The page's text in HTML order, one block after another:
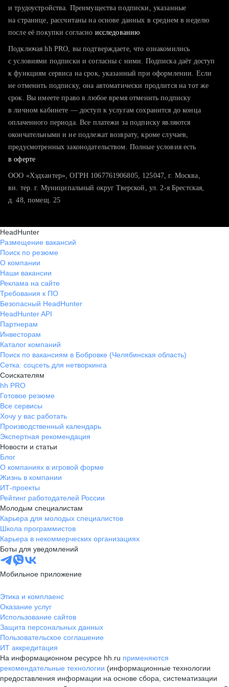
тратите много времени на поиск и вручную поднимаете
хотите сравнить себя с конкурентами и оценить шансы
и трудоустройства. Преимущества подписки, указанные
на странице, рассчитаны на основе данных в среднем в неделю
после её покупки согласно исследованию
Подключая hh PRO, вы подтверждаете, что ознакомились
с условиями подписки и согласны с ними. Подписка даёт доступ
к функциям сервиса на срок, указанный при оформлении. Если
не отменить подписку, она автоматически продлится на тот же
срок. Вы имеете право в любое время отменить подписку
в личном кабинете — доступ к услугам сохранится до конца
оплаченного периода. Все платежи за подписку являются
окончательными и не подлежат возврату, кроме случаев,
предусмотренных законодательством. Полные условия есть
в оферте
ООО «Хэдхантер», ОГРН 1067761906805, 125047, г. Москва,
вн. тер. г. Муниципальный округ Тверской, ул. 2-я Брестская,
д. 48, помещ. 25
HeadHunter
Размещение вакансий
Поиск по резюме
О компании
Наши вакансии
Реклама на сайте
Требования к ПО
Безопасный HeadHunter
HeadHunter API
Партнерам
Инвесторам
Каталог компаний
Поиск по вакансиям в Бобровке (Челябинская область)
Сетка: соцсеть для нетворкинга
Соискателям
hh PRO
Готовое резюме
Все сервисы
Хочу у вас работать
Производственный календарь
Экспертная рекомендация
Новости и статьи
Блог
О компаниях в игровой форме
Жизнь в компании
ИТ-проекты
Рейтинг работодателей России
Молодым специалистам
Карьера для молодых специалистов
Школа программистов
Карьера в некоммерческих организациях
Боты для уведомлений
Мобильное приложение
Этика и комплаенс
Оказание услуг
Использование сайтов
Защита персональных данных
Пользовательское соглашение
ИТ аккредитация
На информационном ресурсе hh.ru применяются
рекомендательные технологии (информационные технологии
предоставления информации на основе сбора, систематизации